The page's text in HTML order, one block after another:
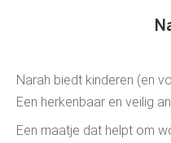
Narah biedt kinderen (en
Een herkenbaar en veilig
Een maatje dat helpt om